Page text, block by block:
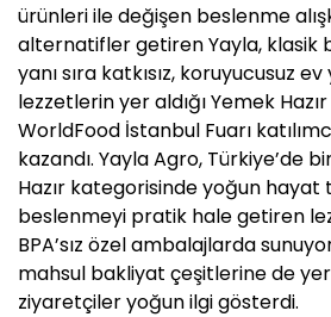
ürünleri ile değişen beslenme
alternatifler getiren Yayla, klasik
yanı sıra katkısız, koruyucusuz ev
lezzetlerin yer aldığı Yemek
WorldFood İstanbul Fuarı
kazandı. Yayla Agro, Türkiye’de
Hazır kategorisinde yoğun hayat
beslenmeyi pratik hale getiren
BPA’sız özel ambalajlarda
mahsul bakliyat çeşitlerine de
ziyaretçiler yoğun ilgi gösterdi.